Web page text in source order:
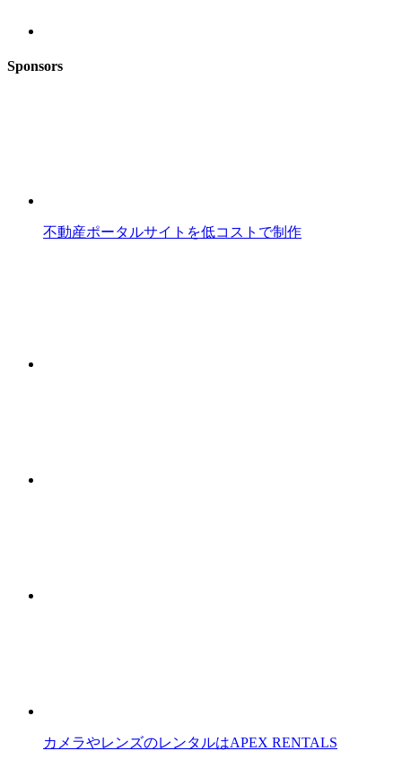
Sponsors
不動産ポータルサイトを低コストで制作
カメラやレンズのレンタルはAPEX RENTALS